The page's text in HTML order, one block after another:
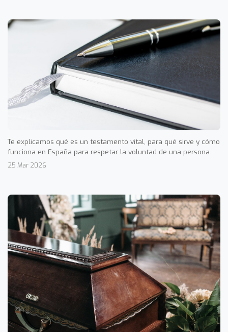
Te explicamos qué es un testamento vital, para qué sirve y cómo
funciona en España para respetar la voluntad de una persona.
25 Mar 2026